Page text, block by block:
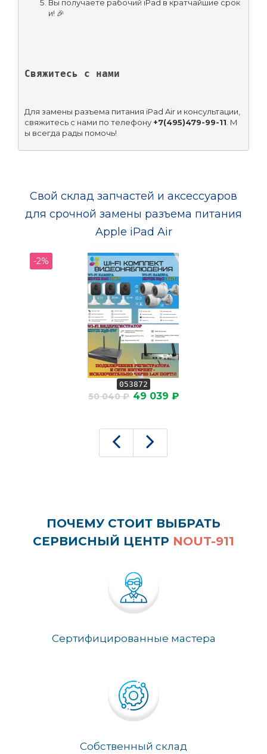
Вы получаете рабочий iPad в кратчайшие срок
и! 🎉
Свяжитесь с нами
Для замены разъема питания iPad Air и консультации,
свяжитесь с нами по телефону +7(495)479-99-11. М
ы всегда рады помочь!
Свой склад запчастей и аксессуаров
для срочной замены разъема питания
Apple iPad Air
-2%
053872
50 040 ₽ 49 039 ₽
ПОЧЕМУ СТОИТ ВЫБРАТЬ
СЕРВИСНЫЙ ЦЕНТР NOUT-911
Сертифицированные мастера
Собственный склад